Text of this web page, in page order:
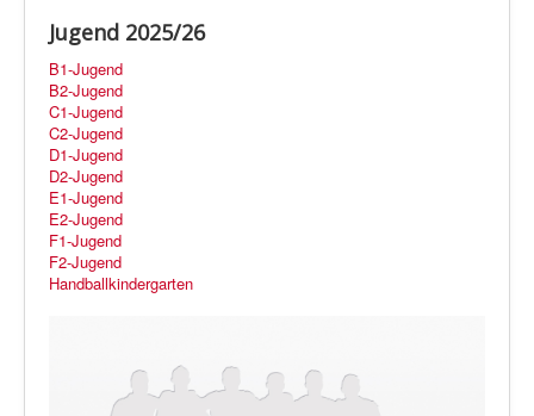
Jugend 2025/26
B1-Jugend
B2-Jugend
C1-Jugend
C2-Jugend
D1-Jugend
D2-Jugend
E1-Jugend
E2-Jugend
F1-Jugend
F2-Jugend
Handballkindergarten